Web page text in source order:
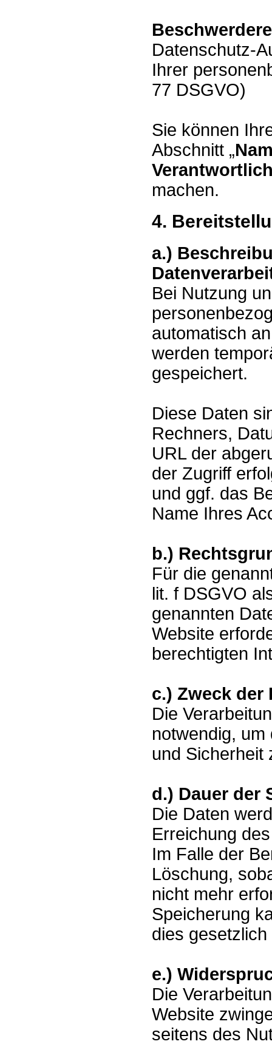
Datenschutz-
Ihrer
77 DSGVO)
Sie können
Abschnitt „
machen.
4.
a.)
Bei Nutzung
automatisch
werden
gespeichert.
Diese Daten
Rechners,
URL der
der Zugriff
und ggf. das
Name Ihres
b.)
Für die
lit. f DSGVO
genannten
Website
berechtigten
c.) Zweck der
Die
notwendig,
und Sicherheit
d.) Dauer der
Die Daten
Erreichung
Im Falle der
Löschung,
nicht mehr
Speicherung
dies
e.)
Die
Website
seitens des